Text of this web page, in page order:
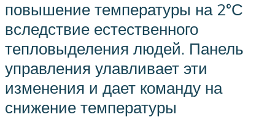
повышение температуры на 2°С
вследствие естественного
тепловыделения людей. Панель
управления улавливает эти
изменения и дает команду на
снижение температуры